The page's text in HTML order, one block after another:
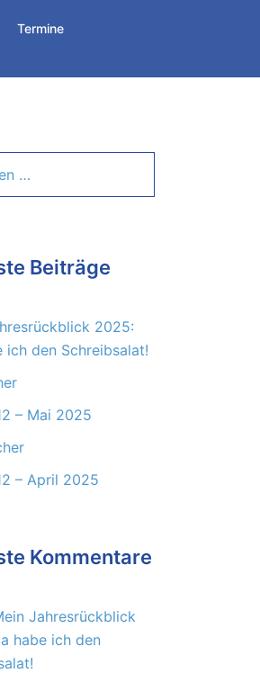
Termine
Beiträge
2025:
ich den Schreibsalat!
– Mai 2025
– April 2025
Kommentare
Jahresrückblick
habe ich den